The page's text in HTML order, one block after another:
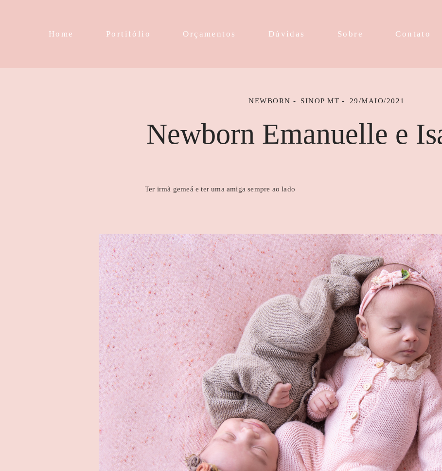
Home Portifólio Orçamentos Dúvidas Sobre Contato
NEWBORN SINOP MT 29/MAIO/2021
Newborn Emanuelle e
Ter irmã gemeá e ter uma amiga sempre ao lado